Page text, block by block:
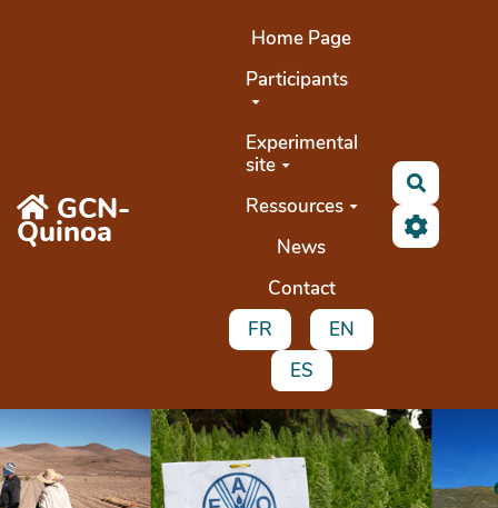
GCN-
Quinoa
Home Page
Participants
Experimental
site
Ressources
News
Contact
FR
EN
ES